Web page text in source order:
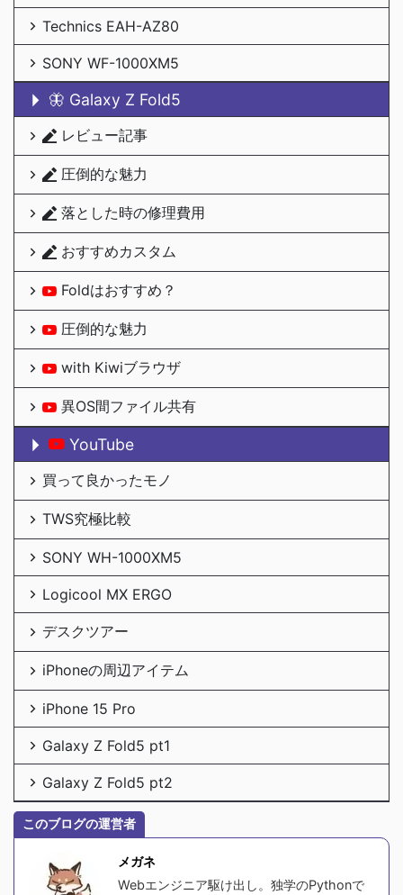
Technics EAH-AZ80
SONY WF-1000XM5
🦋 Galaxy Z Fold5
レビュー記事
圧倒的な魅力
落とした時の修理費用
おすすめカスタム
Foldはおすすめ？
圧倒的な魅力
with Kiwiブラウザ
異OS間ファイル共有
YouTube
買って良かったモノ
TWS究極比較
SONY WH-1000XM5
Logicool MX ERGO
デスクツアー
iPhoneの周辺アイテム
iPhone 15 Pro
Galaxy Z Fold5 pt1
Galaxy Z Fold5 pt2
このブログの運営者
メガネ
Webエンジニア駆け出し。独学のPythonで